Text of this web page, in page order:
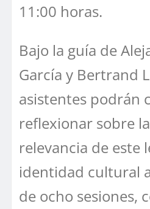
11:00 horas.
Bajo la guía de
García y Bertrand
asistentes podrán
reflexionar sobre
relevancia de este
identidad cultural
de ocho sesiones,